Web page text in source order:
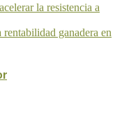
la resistencia a
ganadera en